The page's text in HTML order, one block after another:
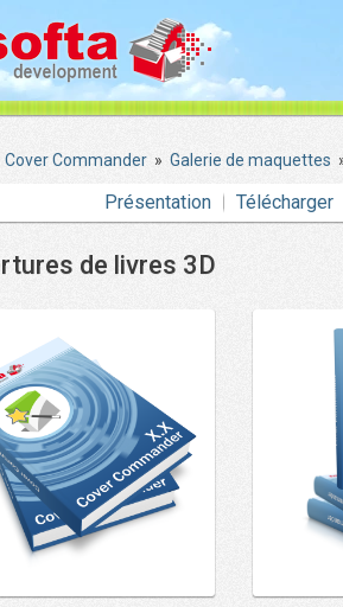
Cover Commander » Galerie de maquettes
Présentation Télécharger
de livres 3D